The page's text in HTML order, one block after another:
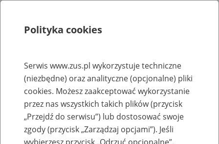
Rejestry, ewidencje i archiwa
Baza zlikwidowanych lub
przekształconych zakładów pracy
Polityka cookies
Serwis www.zus.pl wykorzystuje techniczne
(niezbędne) oraz analityczne (opcjonalne) pliki
cookies. Możesz zaakceptować wykorzystanie
przez nas wszystkich takich plików (przycisk
„Przejdź do serwisu”) lub dostosować swoje
zgody (przycisk „Zarządzaj opcjami”). Jeśli